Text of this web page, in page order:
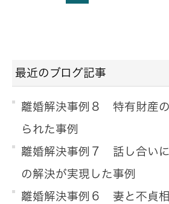
最近のブログ記事
離婚解決事例８ 特有財産
られた事例
離婚解決事例７ 話し合い
の解決が実現した事例
離婚解決事例６ 妻と不貞